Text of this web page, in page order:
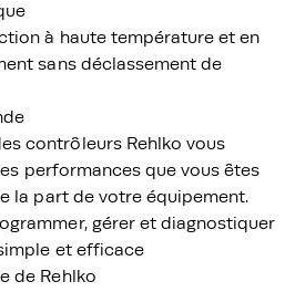
à haute température et en
sans déclassement de
contrôleurs Rehlko vous
performances que vous êtes
la part de votre équipement.
gérer et diagnostiquer
et efficace
de Rehlko